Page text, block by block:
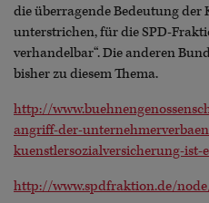
die überragende Bedeutung
unterstrichen, für die SPD-
verhandelbar“. Die anderen
bisher zu diesem Thema.
http://
angriff-der-
kuenstlersozialversicherung-ist-
http://www.spdfraktion.de/